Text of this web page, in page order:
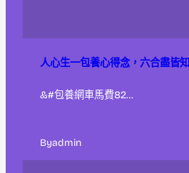
人心生一包養心得念，六合盡皆知
&#包養網車馬費82…
Byadmin